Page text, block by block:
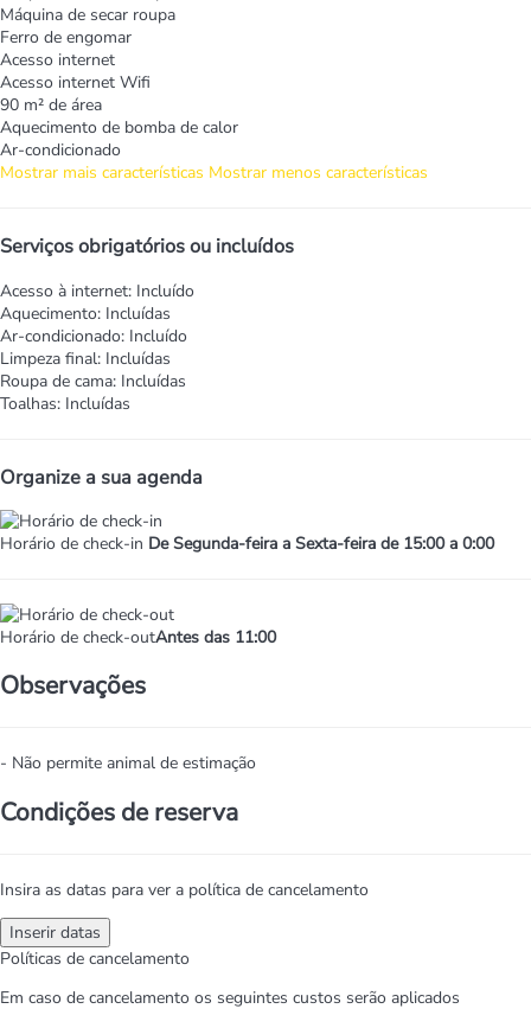
Máquina de secar roupa
Ferro de engomar
Acesso internet
Acesso internet Wifi
90 m² de área
Aquecimento de bomba de calor
Ar-condicionado
Mostrar mais características Mostrar menos características
Serviços obrigatórios ou incluídos
Acesso à internet: Incluído
Aquecimento: Incluídas
Ar-condicionado: Incluído
Limpeza final: Incluídas
Roupa de cama: Incluídas
Toalhas: Incluídas
Organize a sua agenda
Horário de check-in De Segunda-feira a Sexta-feira de 15:00 a 0:00
Horário de check-outAntes das 11:00
Observações
- Não permite animal de estimação
Condições de reserva
Insira as datas para ver a política de cancelamento
Inserir datas
Políticas de cancelamento
Em caso de cancelamento os seguintes custos serão aplicados